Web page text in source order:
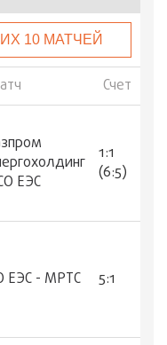
10 МАТЧЕЙ
Счет
ЕЭС
1:1
(6:5)
ЕЭС - МРТС 5:1